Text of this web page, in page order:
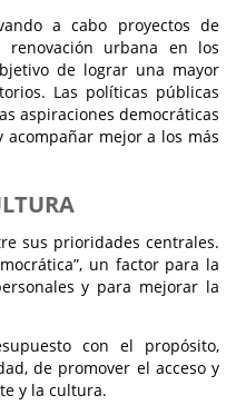
a cabo proyectos de
renovación urbana en los
de lograr una mayor
Las políticas públicas
aspiraciones democráticas
mejor a los más
sus prioridades centrales.
un factor para la
y para mejorar la
con el propósito,
de promover el acceso y
y la cultura.